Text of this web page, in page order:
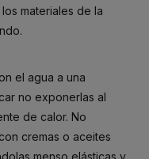
materiales de la
el agua a una
no exponerlas al
de calor. No
cremas o aceites
menso elásticas y